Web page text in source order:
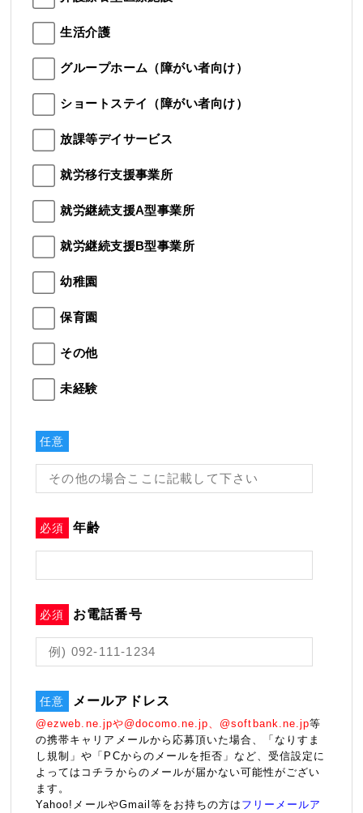
生活介護
グループホーム（障がい者向け）
ショートステイ（障がい者向け）
放課等デイサービス
就労移行支援事業所
就労継続支援A型事業所
就労継続支援B型事業所
幼稚園
保育園
その他
未経験
任意
必須 年齢
必須 お電話番号
任意 メールアドレス
@ezweb.ne.jpや@docomo.ne.jp、@softbank.ne.jp等
の携帯キャリアメールから応募頂いた場合、「なりすま
し規制」や「PCからのメールを拒否」など、受信設定に
よってはコチラからのメールが届かない可能性がござい
ます。
Yahoo!メールやGmail等をお持ちの方は フリーメールア